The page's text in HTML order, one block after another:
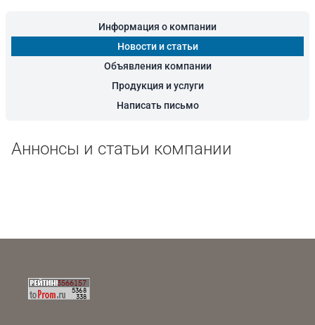
Информация о компании
Новости и статьи
Объявления компании
Продукция и услуги
Написать письмо
Аннонсы и статьи компании